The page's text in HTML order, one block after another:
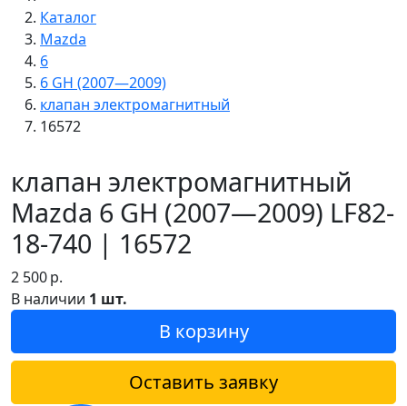
Каталог
Mazda
6
6 GH (2007—2009)
клапан электромагнитный
16572
клапан электромагнитный
Mazda 6 GH (2007—2009) LF82-
18-740 | 16572
2 500р.
В наличии 1 шт.
В корзину
Оставить заявку